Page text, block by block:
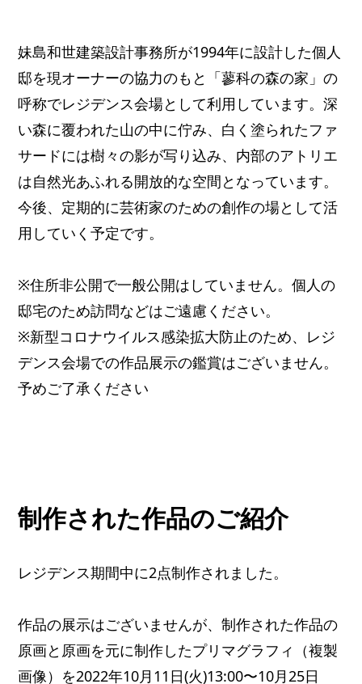
妹島和世建築設計事務所が1994年に設計した個人
邸を現オーナーの協力のもと「蓼科の森の家」の
呼称でレジデンス会場として利用しています。深
い森に覆われた山の中に佇み、白く塗られたファ
サードには樹々の影が写り込み、内部のアトリエ
は自然光あふれる開放的な空間となっています。
今後、定期的に芸術家のための創作の場として活
用していく予定です。
※住所非公開で一般公開はしていません。個人の
邸宅のため訪問などはご遠慮ください。
※新型コロナウイルス感染拡大防止のため、レジ
デンス会場での作品展示の鑑賞はございません。
予めご了承ください
制作された作品のご紹介
レジデンス期間中に2点制作されました。
作品の展示はございませんが、制作された作品の
原画と原画を元に制作したプリマグラフィ（複製
画像）を2022年10月11日(火)13:00〜10月25日